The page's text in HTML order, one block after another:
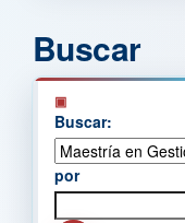
Buscar
Buscar:
por